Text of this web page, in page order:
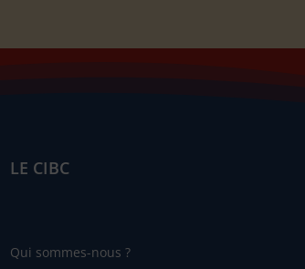
LE CIBC
Qui sommes-nous ?